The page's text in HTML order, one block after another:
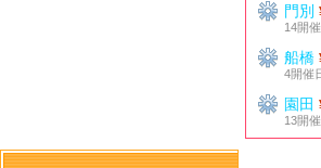
門別
14開
船橋
4開催
園田
13開